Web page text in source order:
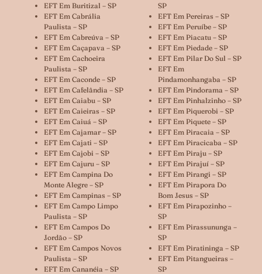
EFT Em Buritizal – SP
EFT Em Cabrália
Paulista – SP
EFT Em Cabreúva – SP
EFT Em Caçapava – SP
EFT Em Cachoeira
Paulista – SP
EFT Em Caconde – SP
EFT Em Cafelândia – SP
EFT Em Caiabu – SP
EFT Em Caieiras – SP
EFT Em Caiuá – SP
EFT Em Cajamar – SP
EFT Em Cajati – SP
EFT Em Cajobi – SP
EFT Em Cajuru – SP
EFT Em Campina Do
Monte Alegre – SP
EFT Em Campinas – SP
EFT Em Campo Limpo
Paulista – SP
EFT Em Campos Do
Jordão – SP
EFT Em Campos Novos
Paulista – SP
EFT Em Cananéia – SP
SP
EFT Em Pereiras – SP
EFT Em Peruíbe – SP
EFT Em Piacatu – SP
EFT Em Piedade – SP
EFT Em Pilar Do Sul – SP
EFT Em
Pindamonhangaba – SP
EFT Em Pindorama – SP
EFT Em Pinhalzinho – SP
EFT Em Piquerobi – SP
EFT Em Piquete – SP
EFT Em Piracaia – SP
EFT Em Piracicaba – SP
EFT Em Piraju – SP
EFT Em Pirajuí – SP
EFT Em Pirangi – SP
EFT Em Pirapora Do
Bom Jesus – SP
EFT Em Pirapozinho –
SP
EFT Em Pirassununga –
SP
EFT Em Piratininga – SP
EFT Em Pitangueiras –
SP